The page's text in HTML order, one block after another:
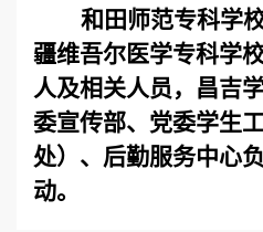
和田师范专科学
疆维吾尔医学专科学
人及相关人员，昌吉
委宣传部、 党委学生
处）、后勤服务中心
动。